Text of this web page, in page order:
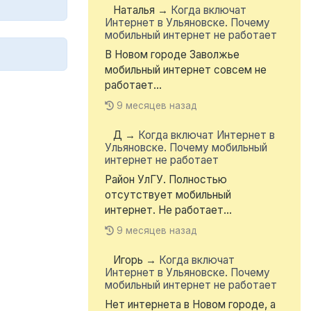
Наталья → Когда включат
Интернет в Ульяновске. Почему
мобильный интернет не работает
В Новом городе Заволжье
мобильный интернет совсем не
работает...
9 месяцев назад
Д → Когда включат Интернет в
Ульяновске. Почему мобильный
интернет не работает
Район УлГУ. Полностью
отсутствует мобильный
интернет. Не работает...
9 месяцев назад
Игорь → Когда включат
Интернет в Ульяновске. Почему
мобильный интернет не работает
Нет интернета в Новом городе, а